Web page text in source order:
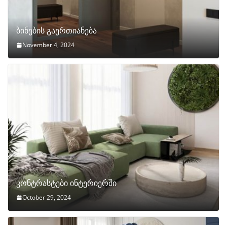
ბინების გაერთიანება
November 4, 2024
კონტრასტები ინტერიერში
October 29, 2024